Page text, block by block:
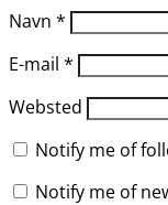
Navn *
E-mail *
Websted
Notify me of
Notify me of